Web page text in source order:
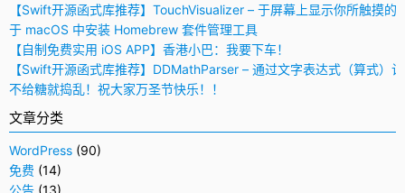
【Swift开源函式库推荐】TouchVisualizer – 于屏幕上显示你所触摸的
于 macOS 中安装 Homebrew 套件管理工具
【自制免费实用 iOS APP】香港小巴：我要下车！
【Swift开源函式库推荐】DDMathParser – 通过文字表达式（算式）
不给糖就捣乱！祝大家万圣节快乐！！
文章分类
WordPress (90)
免费 (14)
公告 (13)